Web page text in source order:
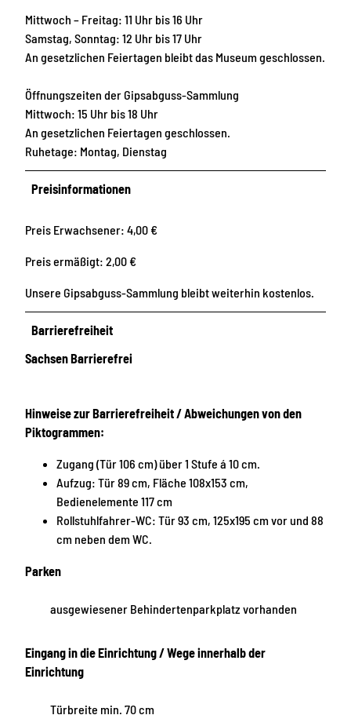
Mittwoch – Freitag: 11 Uhr bis 16 Uhr
Samstag, Sonntag: 12 Uhr bis 17 Uhr
An gesetzlichen Feiertagen bleibt das Museum geschlossen.
Öffnungszeiten der Gipsabguss-Sammlung
Mittwoch: 15 Uhr bis 18 Uhr
An gesetzlichen Feiertagen geschlossen.
Ruhetage: Montag, Dienstag
Preisinformationen
Preis Erwachsener: 4,00 €
Preis ermäßigt: 2,00 €
Unsere Gipsabguss-Sammlung bleibt weiterhin kostenlos.
Barrierefreiheit
Sachsen Barrierefrei
Hinweise zur Barrierefreiheit / Abweichungen von den
Piktogrammen:
Zugang (Tür 106 cm) über 1 Stufe á 10 cm.
Aufzug: Tür 89 cm, Fläche 108x153 cm,
Bedienelemente 117 cm
Rollstuhlfahrer-WC: Tür 93 cm, 125x195 cm vor und 88
cm neben dem WC.
Parken
ausgewiesener Behindertenparkplatz vorhanden
Eingang in die Einrichtung / Wege innerhalb der
Einrichtung
Türbreite min. 70 cm